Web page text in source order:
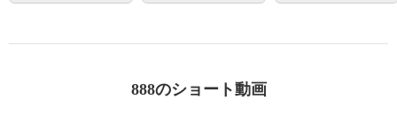
888のショート動画